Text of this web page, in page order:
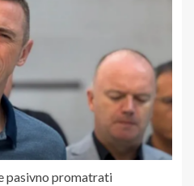
pasivno promatrati